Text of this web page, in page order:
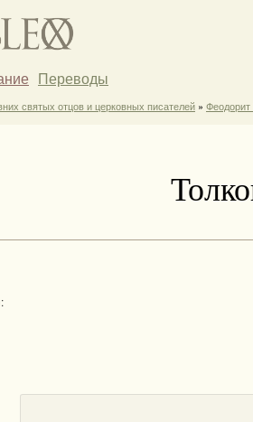
Переводы
святых отцов и церковных писателей » Феодорит